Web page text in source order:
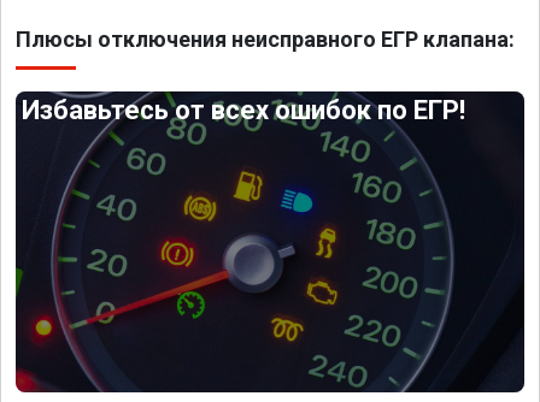
Плюсы отключения неисправного ЕГР клапана:
Избавьтесь от всех ошибок по ЕГР!